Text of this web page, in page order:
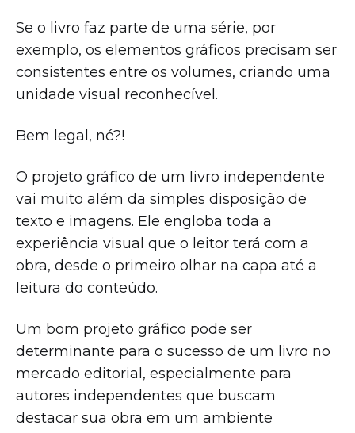
Se o livro faz parte de uma série, por
exemplo, os elementos gráficos precisam ser
consistentes entre os volumes, criando uma
unidade visual reconhecível.
Bem legal, né?!
O projeto gráfico de um livro independente
vai muito além da simples disposição de
texto e imagens. Ele engloba toda a
experiência visual que o leitor terá com a
obra, desde o primeiro olhar na capa até a
leitura do conteúdo.
Um bom projeto gráfico pode ser
determinante para o sucesso de um livro no
mercado editorial, especialmente para
autores independentes que buscam
destacar sua obra em um ambiente